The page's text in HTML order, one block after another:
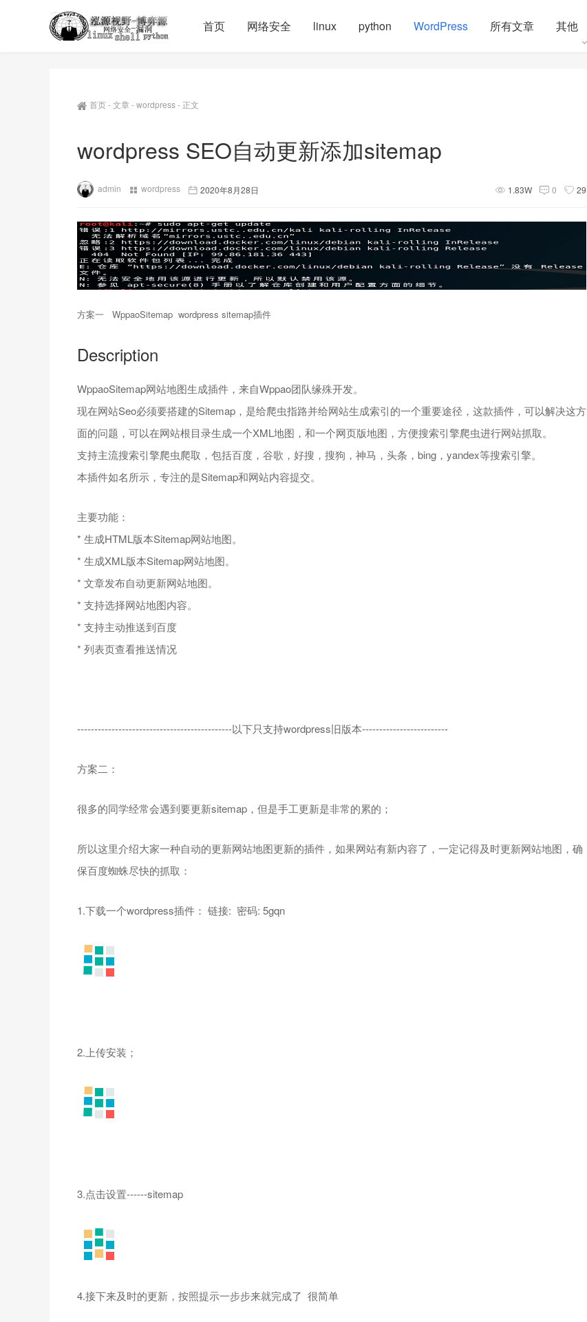
首页 网络安全 linux python WordPress 所有文章 其他
首页-文章-wordpress- 正文
wordpress SEO自动更新添加sitemap
admin wordpress 2020年8月28日 1.83W 0 29
方案一 WppaoSitemap wordpress sitemap插件
Description
WppaoSitemap网站地图生成插件，来自Wppao团队缘殊开发。
现在网站Seo必须要搭建的Sitemap，是给爬虫指路并给网站生成索引的一个重要途径，这款插件，可以解决这方
面的问题，可以在网站根目录生成一个XML地图，和一个网页版地图，方便搜索引擎爬虫进行网站抓取。
支持主流搜索引擎爬虫爬取，包括百度，谷歌，好搜，搜狗，神马，头条，bing，yandex等搜索引擎。
本插件如名所示，专注的是Sitemap和网站内容提交。
主要功能：
* 生成HTML版本Sitemap网站地图。
* 生成XML版本Sitemap网站地图。
* 文章发布自动更新网站地图。
* 支持选择网站地图内容。
* 支持主动推送到百度
* 列表页查看推送情况
---------------------------------------------以下只支持wordpress旧版本-------------------------
方案二：
很多的同学经常会遇到要更新sitemap，但是手工更新是非常的累的；
所以这里介绍大家一种自动的更新网站地图更新的插件，如果网站有新内容了，一定记得及时更新网站地图，确
保百度蜘蛛尽快的抓取：
1.下载一个wordpress插件： 链接: 密码: 5gqn
2.上传安装；
3.点击设置------sitemap
4.接下来及时的更新，按照提示一步步来就完成了 很简单